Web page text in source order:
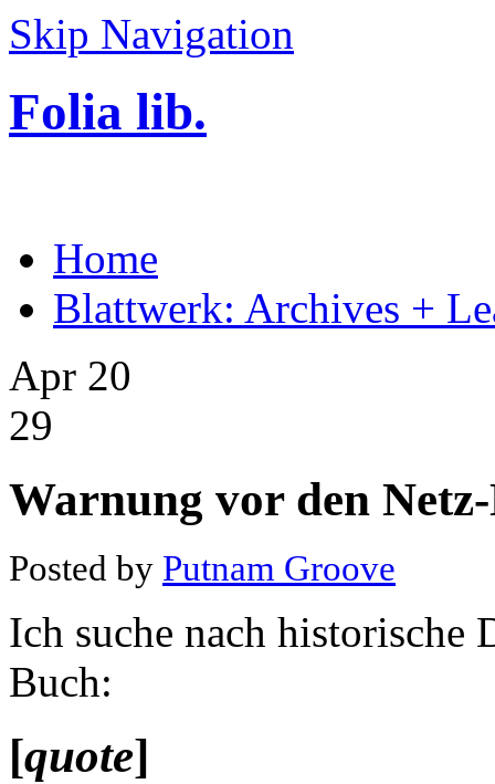
Skip Navigation
Folia lib.
Home
Blattwerk: Archives +
Apr 20
29
Warnung vor den
Posted by Putnam Groove
Ich suche nach historische
Buch:
[quote]